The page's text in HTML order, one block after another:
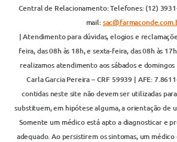
Central de Relacionamento: Telefones: (12)
mail:
| Atendimento para dúvidas, elogios e
feira, das 08h às 18h, e sexta-feira, das 08h às
realizamos atendimento aos sábados e domingos
Carla Garcia Pereira – CRF 59939 | AFE:
contidas neste site não devem ser utilizadas
substituem, em hipótese alguma, a orientação de
Somente um médico está apto a diagnosticar e
adequado. Ao persistirem os sintomas, um